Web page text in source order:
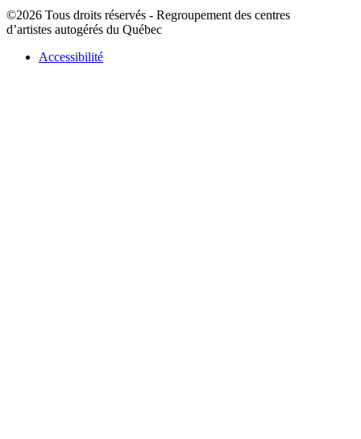
©2026 Tous droits réservés - Regroupement des centres
d’artistes autogérés du Québec
Accessibilité